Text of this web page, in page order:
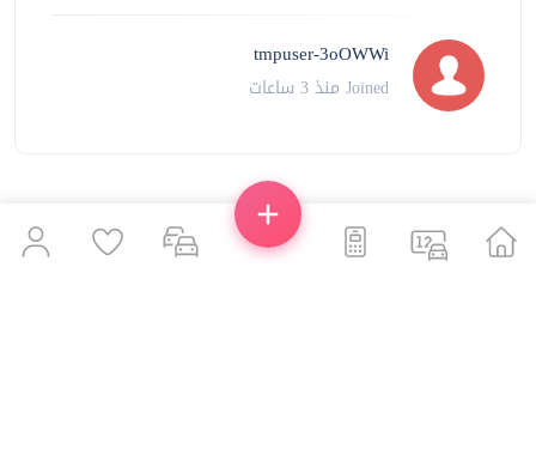
17,288 من أرقام سيارات إضافية في الأسفل
tmpuser-3oOWWi
Joined منذ 3 ساعات